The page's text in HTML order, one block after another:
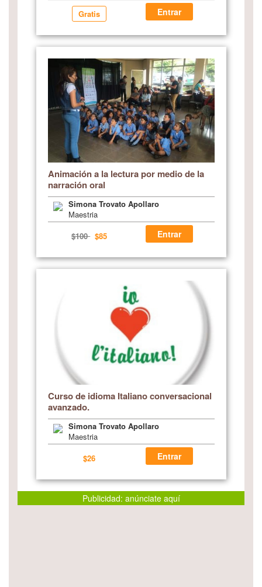
Gratis
Entrar
Animación a la lectura por medio de la
narración oral
Simona Trovato Apollaro
Maestria
$100$85 Entrar
Curso de idioma Italiano conversacional
avanzado.
Simona Trovato Apollaro
Maestria
$26
Entrar
Publicidad: anúnciate aquí